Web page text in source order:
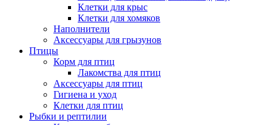
Клетки для крыс
Клетки для хомяков
Наполнители
Аксессуары для грызунов
Птицы
Корм для птиц
Лакомства для птиц
Аксессуары для птиц
Гигиена и уход
Клетки для птиц
Рыбки и рептилии